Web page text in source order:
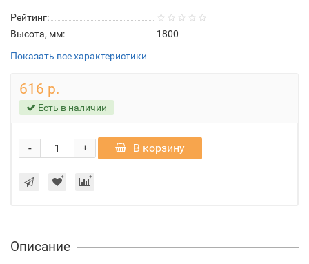
Рейтинг:
Высота, мм:
1800
Показать все характеристики
616 р.
Есть в наличии
+
- В корзину
Описание